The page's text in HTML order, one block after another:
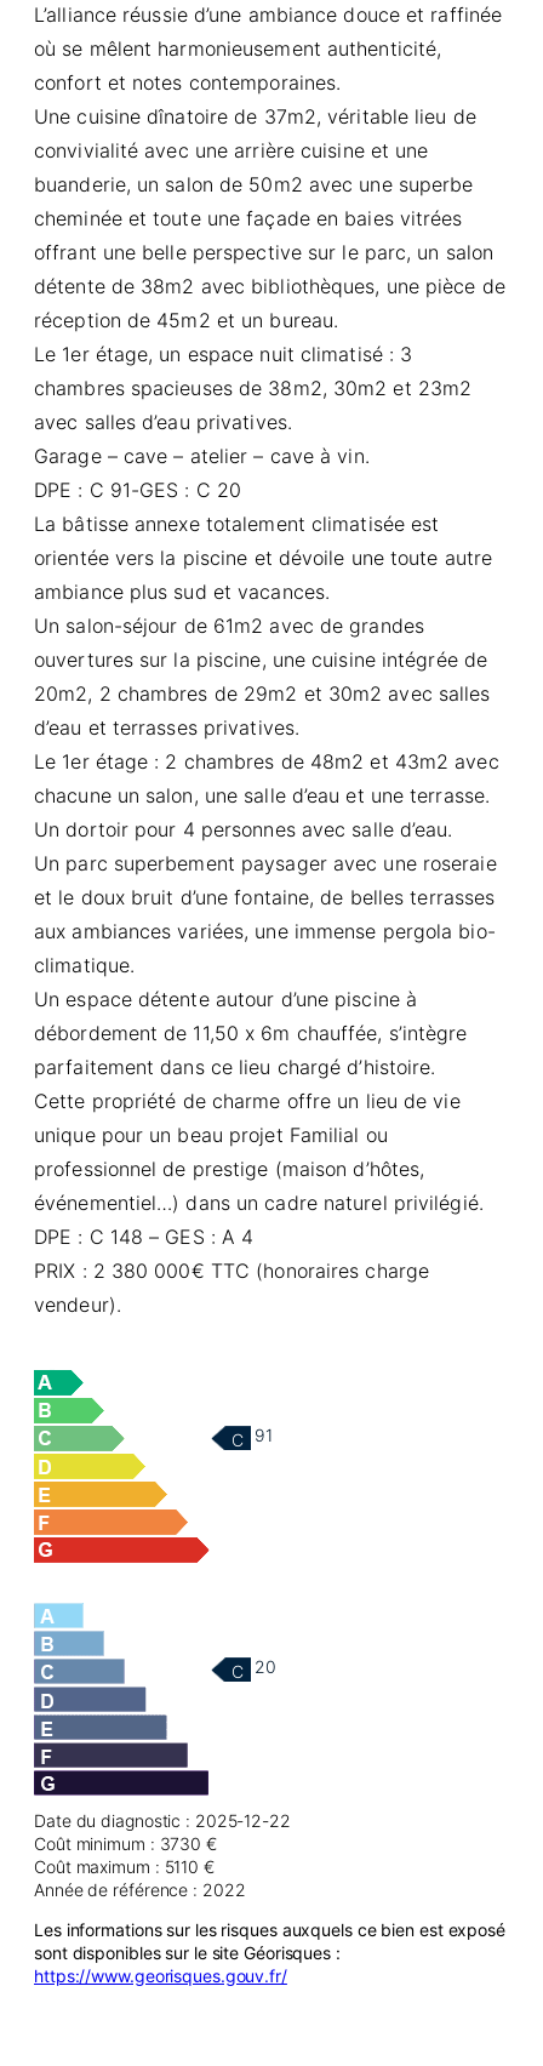
L’alliance réussie d’une ambiance douce et raffinée
où se mêlent harmonieusement authenticité,
confort et notes contemporaines.
Une cuisine dînatoire de 37m2, véritable lieu de
convivialité avec une arrière cuisine et une
buanderie, un salon de 50m2 avec une superbe
cheminée et toute une façade en baies vitrées
offrant une belle perspective sur le parc, un salon
détente de 38m2 avec bibliothèques, une pièce de
réception de 45m2 et un bureau.
Le 1er étage, un espace nuit climatisé : 3
chambres spacieuses de 38m2, 30m2 et 23m2
avec salles d’eau privatives.
Garage – cave – atelier – cave à vin.
DPE : C 91-GES : C 20
La bâtisse annexe totalement climatisée est
orientée vers la piscine et dévoile une toute autre
ambiance plus sud et vacances.
Un salon-séjour de 61m2 avec de grandes
ouvertures sur la piscine, une cuisine intégrée de
20m2, 2 chambres de 29m2 et 30m2 avec salles
d’eau et terrasses privatives.
Le 1er étage : 2 chambres de 48m2 et 43m2 avec
chacune un salon, une salle d’eau et une terrasse.
Un dortoir pour 4 personnes avec salle d’eau.
Un parc superbement paysager avec une roseraie
et le doux bruit d’une fontaine, de belles terrasses
aux ambiances variées, une immense pergola bio-
climatique.
Un espace détente autour d’une piscine à
débordement de 11,50 x 6m chauffée, s’intègre
parfaitement dans ce lieu chargé d’histoire.
Cette propriété de charme offre un lieu de vie
unique pour un beau projet Familial ou
professionnel de prestige (maison d’hôtes,
événementiel…) dans un cadre naturel privilégié.
DPE : C 148 – GES : A 4
PRIX : 2 380 000€ TTC (honoraires charge
vendeur).
C 91
C 20
Date du diagnostic : 2025-12-22
Coût minimum : 3730 €
Coût maximum : 5110 €
Année de référence : 2022
Les informations sur les risques auxquels ce bien est exposé
sont disponibles sur le site Géorisques :
https://www.georisques.gouv.fr/